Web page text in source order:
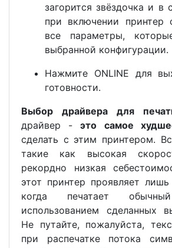
загорится звёздочка и в
при включении принтер
все параметры,
выбранной конфигурации.
Нажмите ONLINE для
готовности.
Выбор драйвера для
драйвер -это самое
сделать с этим принтером.
такие как высокая
рекордно низкая
этот принтер проявляет
когда печатает
использованием сделанных
Не путайте, пожалуйста,
при распечатке потока